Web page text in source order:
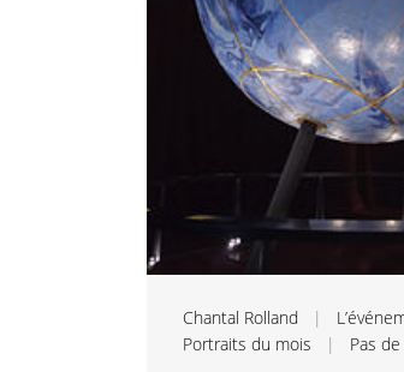
Chantal Rolland |
Portraits du mois | Pas